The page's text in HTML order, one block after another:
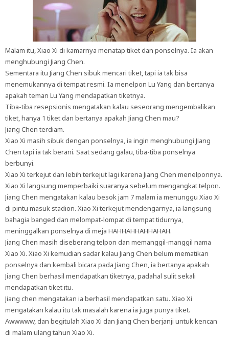
Malam itu, Xiao Xi di kamarnya menatap tiket dan ponselnya. Ia akan
menghubungi Jiang Chen.
Sementara itu Jiang Chen sibuk mencari tiket, tapi ia tak bisa
menemukannya di tempat resmi. Ia menelpon Lu Yang dan bertanya
apakah teman Lu Yang mendapatkan tiketnya.
Tiba-tiba resepsionis mengatakan kalau seseorang mengembalikan
tiket, hanya 1 tiket dan bertanya apakah Jiang Chen mau?
Jiang Chen terdiam.
Xiao Xi masih sibuk dengan ponselnya, ia ingin menghubungi Jiang
Chen tapi ia tak berani. Saat sedang galau, tiba-tiba ponselnya
berbunyi.
Xiao Xi terkejut dan lebih terkejut lagi karena Jiang Chen menelponnya.
Xiao Xi langsung memperbaiki suaranya sebelum mengangkat telpon.
Jiang Chen mengatakan kalau besok jam 7 malam ia menunggu Xiao Xi
di pintu masuk stadion. Xiao Xi terkejut mendengarnya, ia langsung
bahagia banged dan melompat-lompat di tempat tidurnya,
meninggalkan ponselnya di meja HAHHAHHAHHAHAH.
Jiang Chen masih diseberang telpon dan memanggil-manggil nama
Xiao Xi. Xiao Xi kemudian sadar kalau Jiang Chen belum mematikan
ponselnya dan kembali bicara pada Jiang Chen, ia bertanya apakah
Jiang Chen berhasil mendapatkan tiketnya, padahal sulit sekali
mendapatkan tiket itu.
Jiang chen mengatakan ia berhasil mendapatkan satu. Xiao Xi
mengatakan kalau itu tak masalah karena ia juga punya tiket.
Awwwww, dan begitulah Xiao Xi dan Jiang Chen berjanji untuk kencan
di malam ulang tahun Xiao Xi.